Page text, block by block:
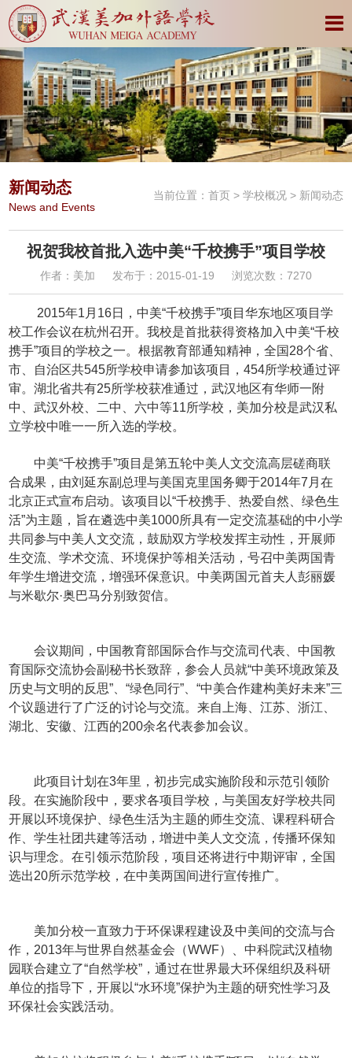
新闻动态
News and Events
当前位置： 首页> 学校概况> 新闻动态
祝贺我校首批入选中美“千校携手”项目学校
作者：美加 发布于：2015-01-19 浏览次数：7270
2015年1 月 16日，中美“千校携手”项目华东地区项目学
校工作会议在杭州召开。我校是首批获得资格加入 中美“千校
携手”项目 的学校之一。根据教育部通知精神，全国 28个省、
市、自治区共545所学校申请参加该项目，454所学校通过评
审。湖北省共有25所学校获准通过，武汉地区有华师一附
中、武汉外校、二中、六中等11所学校，美加分校是武汉私
立学校中唯一一所入选的学校。
中美“千校携手”项目是第五轮中美人文交流高层磋商联
合成果，由刘延东副总理与美国克里国务卿于2014年7 月在
北京正式宣布启动。该项目以“千校携手、热爱自然、绿色生
活”为主题，旨在遴选中美1000所具有一定交流基础的中小学
共同参与中美人文交流，鼓励双方学校发挥主动性，开展师
生交流、学术交流、环境保护等相关活动，号召中美两国青
年学生增进交流，增强环保意识。中美两国元首夫人彭丽媛
与米歇尔·奥巴马分别致贺信。
会议期间，中国教育部国际合作与交流司代表、中国教
育国际交流协会副秘书长致辞，参会人员就“中美环境政策及
历史与文明的反思”、“绿色同行”、“中美合作建构美好未来”三
个议题进行了广泛的讨论与交流。来自上海、江苏、浙江、
湖北、安徽、江西的200余名代表参加会议。
此项目计划在3年里，初步完成实施阶段和示范引领阶
段。在实施阶段中，要求各项目学校，与美国友好学校共同
开展以环境保护、绿色生活为主题的师生交流、课程科研合
作、学生社团共建等活动，增进中美人文交流，传播环保知
识与理念。在引领示范阶段，项目还将进行中期评审，全国
选出20所示范学校，在中美两国间进行宣传推广。
美加分校一直致力于环保课程建设及中美间的交流与合
作， 2013年与世界自然基金会（WWF）、中科院武汉植物
园联合建立了“自然学校”，通过在世界最大环保组织及科研
单位的指导下，开展以“水环境”保护为主题的研究性学习及
环保社会实践活动。